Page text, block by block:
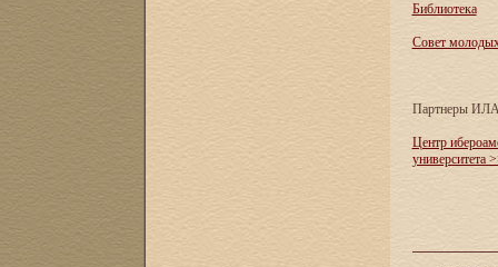
Библиотека
Совет
Партнеры
Центр
университета